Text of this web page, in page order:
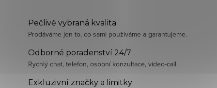
Pečlivě vybraná kvalita
Prodáváme jen to, co sami používáme a garantujeme.
Odborné poradenství 24/7
Rychlý chat, telefon, osobní konzultace, video-call.
Exkluzivní značky a limitky